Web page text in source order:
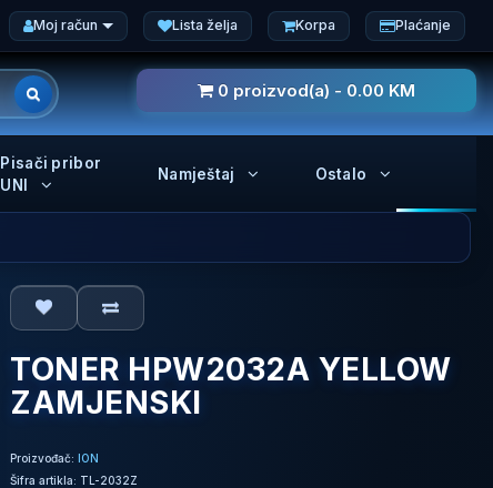
Moj račun Lista želja Korpa Plaćanje
0 proizvod(a) - 0.00 KM
Pisači pribor
UNI
Namještaj Ostalo
TONER HPW2032A YELLOW
ZAMJENSKI
Proizvođač:ION
Šifra artikla: TL-2032Z